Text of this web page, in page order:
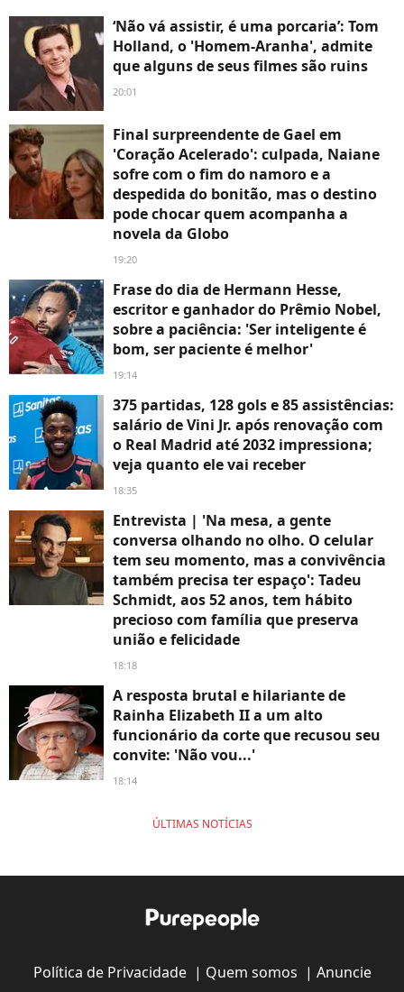
‘Não vá assistir, é uma porcaria’: Tom
Holland, o 'Homem-Aranha', admite
que alguns de seus filmes são ruins
20:01
Final surpreendente de Gael em
'Coração Acelerado': culpada, Naiane
sofre com o fim do namoro e a
despedida do bonitão, mas o destino
pode chocar quem acompanha a
novela da Globo
19:20
Frase do dia de Hermann Hesse,
escritor e ganhador do Prêmio Nobel,
sobre a paciência: 'Ser inteligente é
bom, ser paciente é melhor'
19:14
375 partidas, 128 gols e 85 assistências:
salário de Vini Jr. após renovação com
o Real Madrid até 2032 impressiona;
veja quanto ele vai receber
18:35
Entrevista | 'Na mesa, a gente
conversa olhando no olho. O celular
tem seu momento, mas a convivência
também precisa ter espaço': Tadeu
Schmidt, aos 52 anos, tem hábito
precioso com família que preserva
união e felicidade
18:18
A resposta brutal e hilariante de
Rainha Elizabeth II a um alto
funcionário da corte que recusou seu
convite: 'Não vou...'
18:14
ÚLTIMAS NOTÍCIAS
Política de Privacidade| Quem somos | Anuncie